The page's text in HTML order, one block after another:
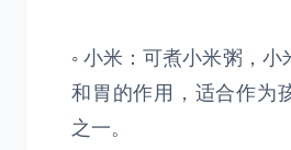
◦ 小米：可煮小米粥，小
和胃的作用，适合作为
之一。